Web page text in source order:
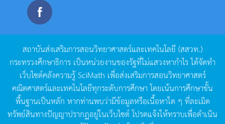
สถาบันส่งเสริมการสอนวิทยาศาสตร์และเทคโนโลยี (สสวท.)
กระทรวงศึกษาธิการ เป็นหน่วยงานของรัฐที่ไม่แสวงหากำไรได้จัดทำ
เว็บไซต์คลังความรู้SciMath เพื่อส่งเสริมการสอนวิทยาศาสตร์
คณิตศาสตร์และเทคโนโลยีทุกระดับการศึกษา โดยเน้นการศึกษาขั้น
พื้นฐานเป็นหลัก หากท่านพบว่ามีข้อมูลหรือเนื้อหาใด ๆ ที่ละเมิด
ทรัพย์สินทางปัญญาปรากฏอยู่ในเว็บไซต์โปรดแจ้งให้ทราบเพื่อดำเนิน